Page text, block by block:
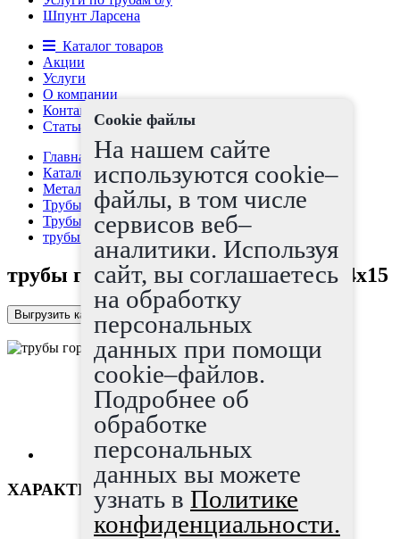
Шпунт Ларсена
Каталог товаров
Акции
Услуги
О компании
Контакты
Статьи
Главная страница
Каталог
Металлопрокат
Трубы
Трубы г/д
трубы горячедеформированные 194x15
трубы горячедеформированные 194x15
Выгрузить каталог в Excel
ХАРАКТЕРИСТИКИ
Cookie файлы
На нашем сайте
используются cookie–
файлы, в том числе
сервисов веб–
аналитики. Используя
сайт, вы соглашаетесь
на обработку
персональных
данных при помощи
cookie–файлов.
Подробнее об
обработке
персональных
данных вы можете
узнать в Политике
конфиденциальности.